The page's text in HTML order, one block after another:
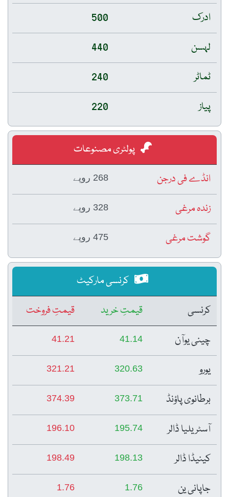
ادرک
500
لہسن
440
ٹماٹر
240
پیاز
220
پولٹری مصنوعات
انڈے فی درجن
268 روپے
زندہ مرغی 328 روپے
گوشت مرغی 475 روپے
کرنسی مارکیٹ
کرنسی
قیمتِ خرید
قیمتِ فروخت
چینی یوآن
41.14
41.21
یورو 320.63
321.21
برطانوی پاؤنڈ 373.71
374.39
آسٹریلیا ڈالر 195.74
196.10
کینیڈا ڈالر 198.13
198.49
جاپانی ین 1.76
1.76